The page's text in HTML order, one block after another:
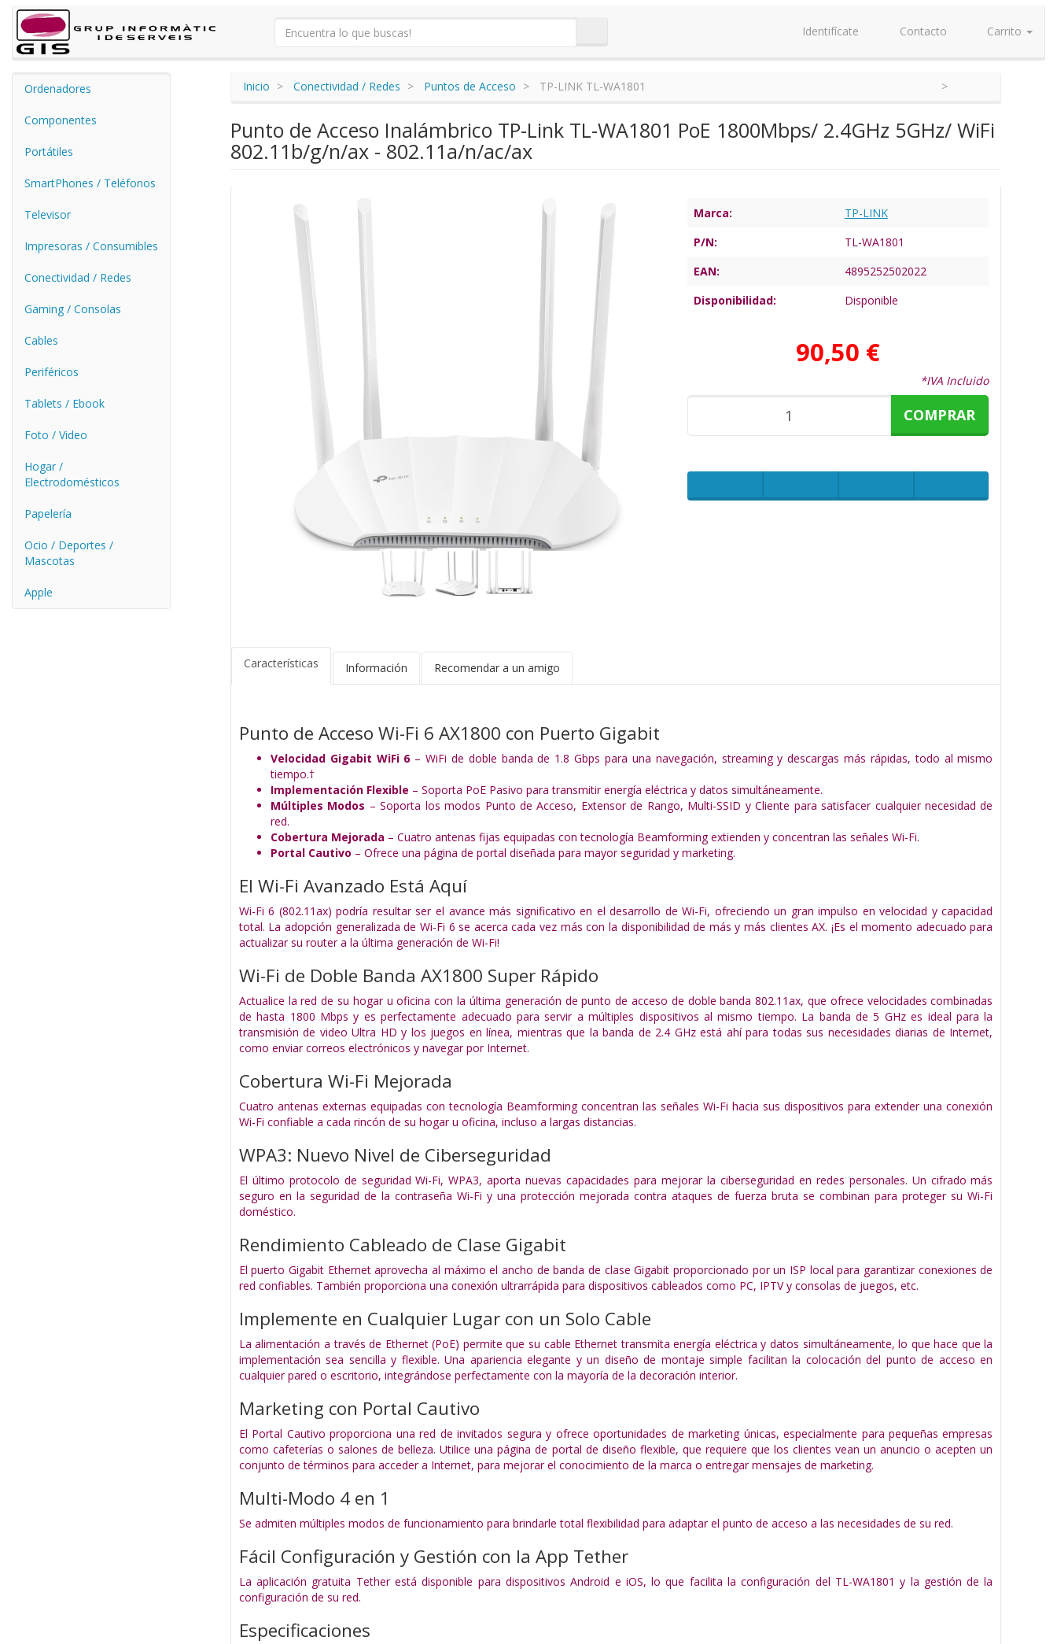
Identifícate Contacto Carrito
Ordenadores
Componentes
Portátiles
SmartPhones / Teléfonos
Televisor
Impresoras / Consumibles
Conectividad / Redes
Gaming / Consolas
Cables
Periféricos
Tablets / Ebook
Foto / Video
Hogar /
Electrodomésticos
Papelería
Ocio / Deportes /
Mascotas
Apple
Inicio Conectividad / Redes Puntos de Acceso TP-LINK TL-WA1801
Punto de Acceso Inalámbrico TP-Link TL-WA1801 PoE 1800Mbps/ 2.4GHz 5GHz/ WiFi
802.11b/g/n/ax - 802.11a/n/ac/ax
Marca:
TP-LINK
P/N:
TL-WA1801
EAN:
4895252502022
Disponibilidad:
Disponible
90,50 €
*IVA Incluido
COMPRAR
Características Información Recomendar a un amigo
Punto de Acceso Wi-Fi 6 AX1800 con Puerto Gigabit
Velocidad Gigabit WiFi 6– WiFi de doble banda de 1.8 Gbps para una navegación, streaming y descargas más rápidas, todo al mismo
tiempo.†
Implementación Flexible – Soporta PoE Pasivo para transmitir energía eléctrica y datos simultáneamente.
Múltiples Modos – Soporta los modos Punto de Acceso, Extensor de Rango, Multi-SSID y Cliente para satisfacer cualquier necesidad de
red.
Cobertura Mejorada – Cuatro antenas fijas equipadas con tecnología Beamforming extienden y concentran las señales Wi-Fi.
Portal Cautivo – Ofrece una página de portal diseñada para mayor seguridad y marketing.
El Wi-Fi Avanzado Está Aquí
Wi-Fi 6 (802.11ax) podría resultar ser el avance más significativo en el desarrollo de Wi-Fi, ofreciendo un gran impulso en velocidad y capacidad
total. La adopción generalizada de Wi-Fi 6 se acerca cada vez más con la disponibilidad de más y más clientes AX. ¡Es el momento adecuado para
actualizar su router a la última generación de Wi-Fi!
Wi-Fi de Doble Banda AX1800 Super Rápido
Actualice la red de su hogar u oficina con la última generación de punto de acceso de doble banda 802.11ax, que ofrece velocidades combinadas
de hasta 1800 Mbps y es perfectamente adecuado para servir a múltiples dispositivos al mismo tiempo. La banda de 5 GHz es ideal para la
transmisión de video Ultra HD y los juegos en línea, mientras que la banda de 2.4 GHz está ahí para todas sus necesidades diarias de Internet,
como enviar correos electrónicos y navegar por Internet.
Cobertura Wi-Fi Mejorada
Cuatro antenas externas equipadas con tecnología Beamforming concentran las señales Wi-Fi hacia sus dispositivos para extender una conexión
Wi-Fi confiable a cada rincón de su hogar u oficina, incluso a largas distancias.
WPA3: Nuevo Nivel de Ciberseguridad
El último protocolo de seguridad Wi-Fi, WPA3, aporta nuevas capacidades para mejorar la ciberseguridad en redes personales. Un cifrado más
seguro en la seguridad de la contraseña Wi-Fi y una protección mejorada contra ataques de fuerza bruta se combinan para proteger su Wi-Fi
doméstico.
Rendimiento Cableado de Clase Gigabit
El puerto Gigabit Ethernet aprovecha al máximo el ancho de banda de clase Gigabit proporcionado por un ISP local para garantizar conexiones de
red confiables. También proporciona una conexión ultrarrápida para dispositivos cableados como PC, IPTV y consolas de juegos, etc.
Implemente en Cualquier Lugar con un Solo Cable
La alimentación a través de Ethernet (PoE) permite que su cable Ethernet transmita energía eléctrica y datos simultáneamente, lo que hace que la
implementación sea sencilla y flexible. Una apariencia elegante y un diseño de montaje simple facilitan la colocación del punto de acceso en
cualquier pared o escritorio, integrándose perfectamente con la mayoría de la decoración interior.
Marketing con Portal Cautivo
El Portal Cautivo proporciona una red de invitados segura y ofrece oportunidades de marketing únicas, especialmente para pequeñas empresas
como cafeterías o salones de belleza. Utilice una página de portal de diseño flexible, que requiere que los clientes vean un anuncio o acepten un
conjunto de términos para acceder a Internet, para mejorar el conocimiento de la marca o entregar mensajes de marketing.
Multi-Modo 4 en 1
Se admiten múltiples modos de funcionamiento para brindarle total flexibilidad para adaptar el punto de acceso a las necesidades de su red.
Fácil Configuración y Gestión con la App Tether
La aplicación gratuita Tether está disponible para dispositivos Android e iOS, lo que facilita la configuración del TL-WA1801 y la gestión de la
configuración de su red.
Especificaciones